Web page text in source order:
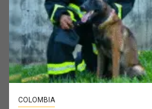
COLOMBIA